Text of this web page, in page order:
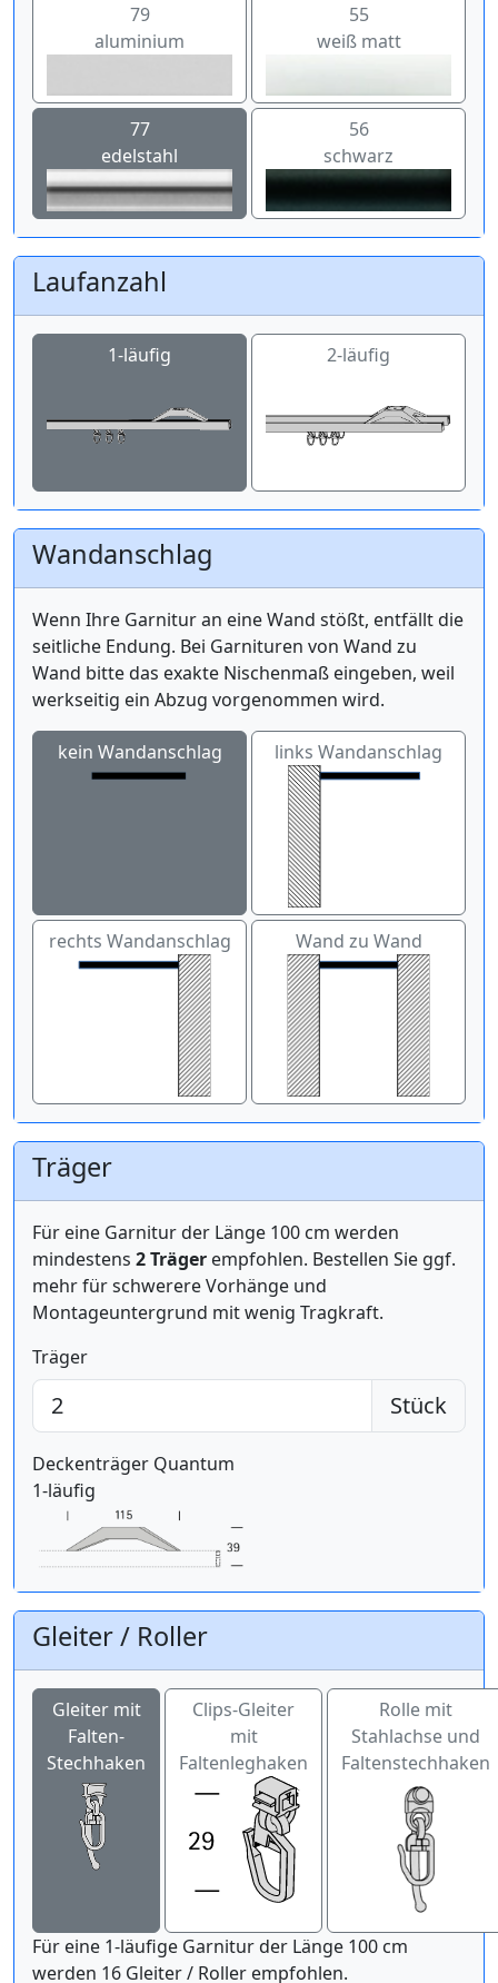
79
aluminium
55
weiß matt
77
edelstahl
56
schwarz
Laufanzahl
1-läufig 2-läufig
Wandanschlag
Wenn Ihre Garnitur an eine Wand stößt, entfällt die
seitliche Endung. Bei Garnituren von Wand zu
Wand bitte das exakte Nischenmaß eingeben, weil
werkseitig ein Abzug vorgenommen wird.
kein Wandanschlag links Wandanschlag
rechts Wandanschlag Wand zu Wand
Träger
Für eine Garnitur der Länge 100 cm werden
mindestens 2 Träger empfohlen. Bestellen Sie ggf.
mehr für schwerere Vorhänge und
Montageuntergrund mit wenig Tragkraft.
Träger
Stück
Deckenträger Quantum
1-läufig
Gleiter / Roller
Gleiter mit
Falten-
Stechhaken
Clips-Gleiter
mit
Faltenleghaken
Rolle mit
Stahlachse und
Faltenstechhaken
Für eine 1-läufige Garnitur der Länge 100 cm
werden 16 Gleiter / Roller empfohlen.